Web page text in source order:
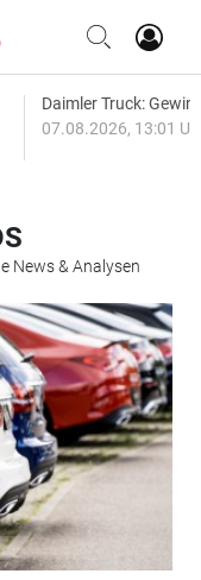
Daimler Truck:
07.08.2026, 13:01
News & Analysen